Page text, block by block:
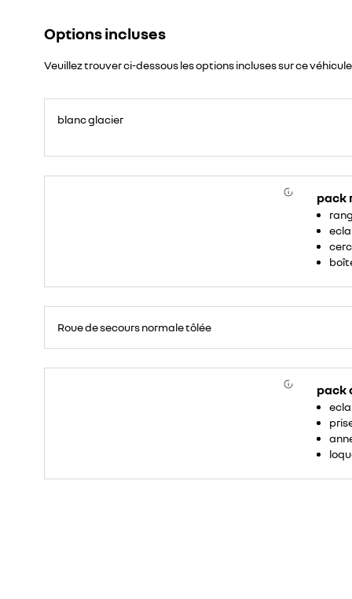
Options incluses
Veuillez trouver ci-dessous les options incluses sur ce véhicule
blanc glacier
pack
secours
Roue de secours normale tôlée
pack